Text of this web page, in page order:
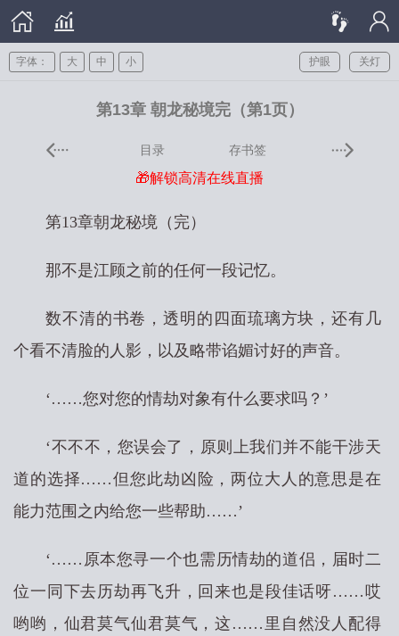
关灯
护眼
字体： 大 中 小
第13章 朝龙秘境完（第1页）
目录 存书签
🎁解锁高清在线直播
第13章朝龙秘境（完）
那不是江顾之前的任何一段记忆。
数不清的书卷，透明的四面琉璃方块，还有几
个看不清脸的人影，以及略带谄媚讨好的声音。
‘……您对您的情劫对象有什么要求吗？’
‘不不不，您误会了，原则上我们并不能干涉天
道的选择……但您此劫凶险，两位大人的意思是在
能力范围之内给您一些帮助……’
‘……原本您寻一个也需历情劫的道侣，届时二
位一同下去历劫再飞升，回来也是段佳话呀……哎
哟哟，仙君莫气仙君莫气，这……里自然没人配得